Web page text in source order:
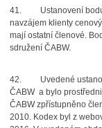
41.
Ustanovení
navzájem klienty
mají ostatní členové.
sdružení ČABW.
42.
Uvedené
ČABW a bylo
ČABW zpřístupněno
2010. Kodex byl z